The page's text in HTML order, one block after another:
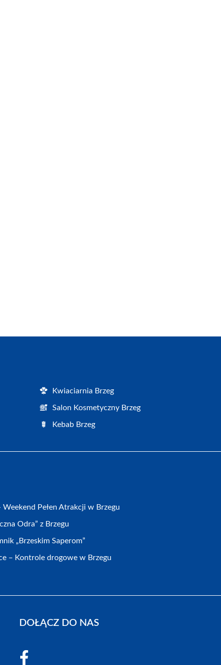
Kwiaciarnia Brzeg
Salon Kosmetyczny Brzeg
Kebab Brzeg
Pełen Atrakcji w Brzegu
Odra” z Brzegu
„Brzeskim Saperom”
– Kontrole drogowe w Brzegu
DOŁĄCZ DO NAS